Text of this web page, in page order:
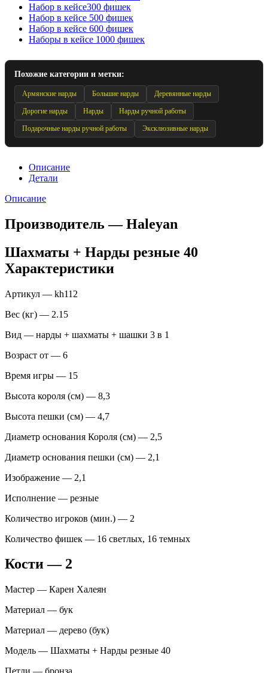
Набор в кейсе300 фишек
Набор в кейсе 500 фишек
Набор в кейсе 600 фишек
Наборы в кейсе 1000 фишек
Похожие категории и метки:
Армянские нарды Большие нарды Деревянные нарды
Дорогие нарды Нарды Нарды ручной работы
Подарочные нарды ручной работы Эксклюзивные нарды
Описание
Детали
Описание
Производитель — Haleyan
Шахматы + Нарды резные 40
Характеристики
Артикул — kh112
Вес (кг) — 2.15
Вид — нарды + шахматы + шашки 3 в 1
Возраст от — 6
Время игры — 15
Высота короля (см) — 8,3
Высота пешки (см) — 4,7
Диаметр основания Короля (см) — 2,5
Диаметр основания пешки (см) — 2,1
Изображение — 2,1
Исполнение — резные
Количество игроков (мин.) — 2
Количество фишек — 16 светлых, 16 темных
Кости — 2
Мастер — Карен Халеян
Материал — бук
Материал — дерево (бук)
Модель — Шахматы + Нарды резные 40